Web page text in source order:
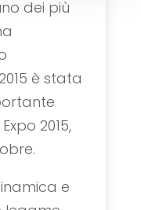
dei più
è stata
2015,
e